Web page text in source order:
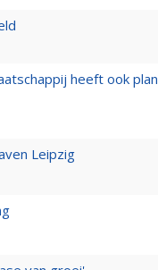
heeft ook plan
Leipzig